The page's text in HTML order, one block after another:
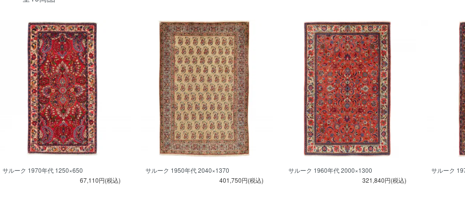
サルーク 1970年代 1250×650
67,110円(税込)
サルーク 1950年代 2040×1370
401,750円(税込)
サルーク 1960年代 2000×1300
321,840円(税込)
サルーク